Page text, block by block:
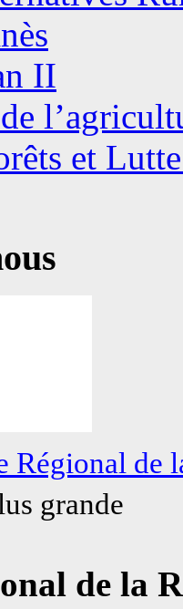
II
et
Régional de
grande
de la